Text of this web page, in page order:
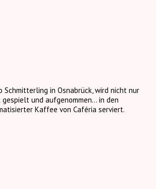
Schmitterling in Osnabrück, wird nicht nur
und aufgenommen… in den
Kaffee von Caféria serviert.